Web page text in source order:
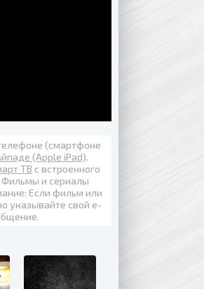
(смартфоне
(Apple iPad).
ТВ с встроенного
Фильмы и сериалы
Если фильм или
указывайте свой е-